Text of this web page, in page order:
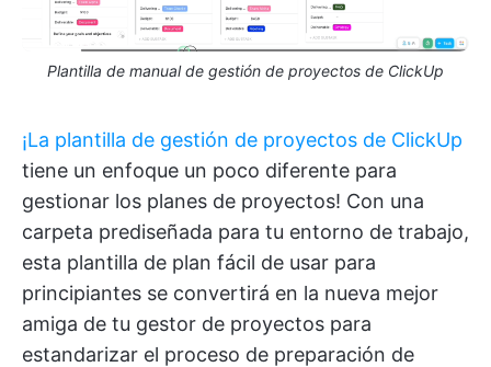
Plantilla de manual de gestión de proyectos de ClickUp
¡La plantilla de gestión de proyectos de ClickUp
tiene un enfoque un poco diferente para
gestionar los planes de proyectos! Con una
carpeta prediseñada para tu entorno de trabajo,
esta plantilla de plan fácil de usar para
principiantes se convertirá en la nueva mejor
amiga de tu gestor de proyectos para
estandarizar el proceso de preparación de